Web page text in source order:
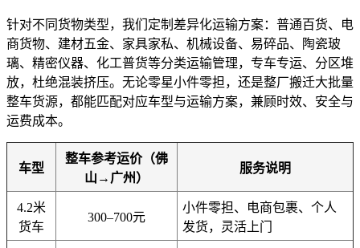
针对不同货物类型，我们定制差异化运输方案：普通百货、电
商货物、建材五金、家具家私、机械设备、易碎品、陶瓷玻
璃、精密仪器、化工普货等分类运输管理，专车专运、分区堆
放，杜绝混装挤压。无论零星小件零担，还是整厂搬迁大批量
整车货源，都能匹配对应车型与运输方案，兼顾时效、安全与
运费成本。
车型
整车参考运价（佛
山→广州）
服务说明
4.2米
货车
300–700元
小件零担、电商包裹、个人
发货，灵活上门